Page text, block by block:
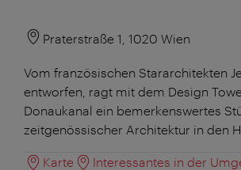
Praterstraße 1, 1020 Wien
Vom französischen Stararchitekten
entworfen, ragt mit dem Design
Donaukanal ein bemerkenswertes
zeitgenössischer Architektur in den
Karte Interessantes in der